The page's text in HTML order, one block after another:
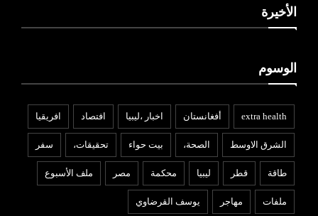
الأخيرة
الوسوم
extra health أفغانستان اخبار ،ليبيا افتصاد افريقيا
الشرق الاوسط الصحة، بيت حواء تحقيقات، سفر
طاقة قطر ليبيا محكمة مصر ملف الأسبوع
ملفات مهاجر يوسف القرضاوي